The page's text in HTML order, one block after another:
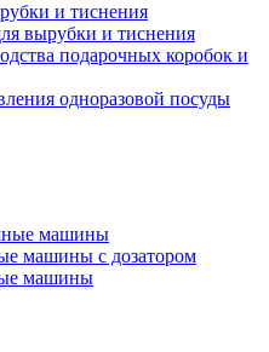
и тиснения
вырубки и тиснения
подарочных коробок и
одноразовой посуды
машины
машины с дозатором
машины